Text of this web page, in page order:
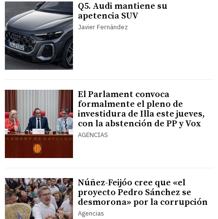
Q5. Audi mantiene su
apetencia SUV
Javier Fernández
El Parlament convoca
formalmente el pleno de
investidura de Illa este jueves,
con la abstención de PP y Vox
AGENCIAS
Núñez-Feijóo cree que «el
proyecto Pedro Sánchez se
desmorona» por la corrupción
Agencias